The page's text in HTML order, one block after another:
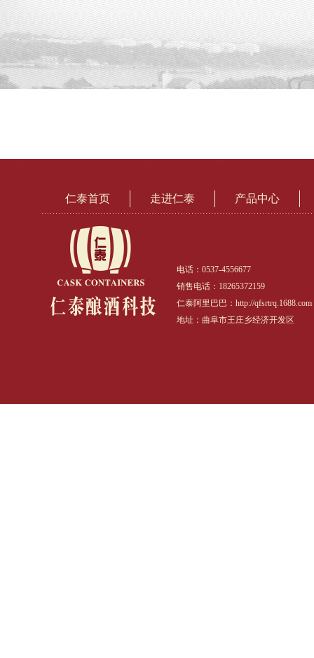
仁泰首页 走进仁泰 产品中心
电话：0537-4556677
销售电话：18265372159
仁泰阿里巴巴：http://qfsrtrq.1688.com
地址：曲阜市王庄乡经济开发区